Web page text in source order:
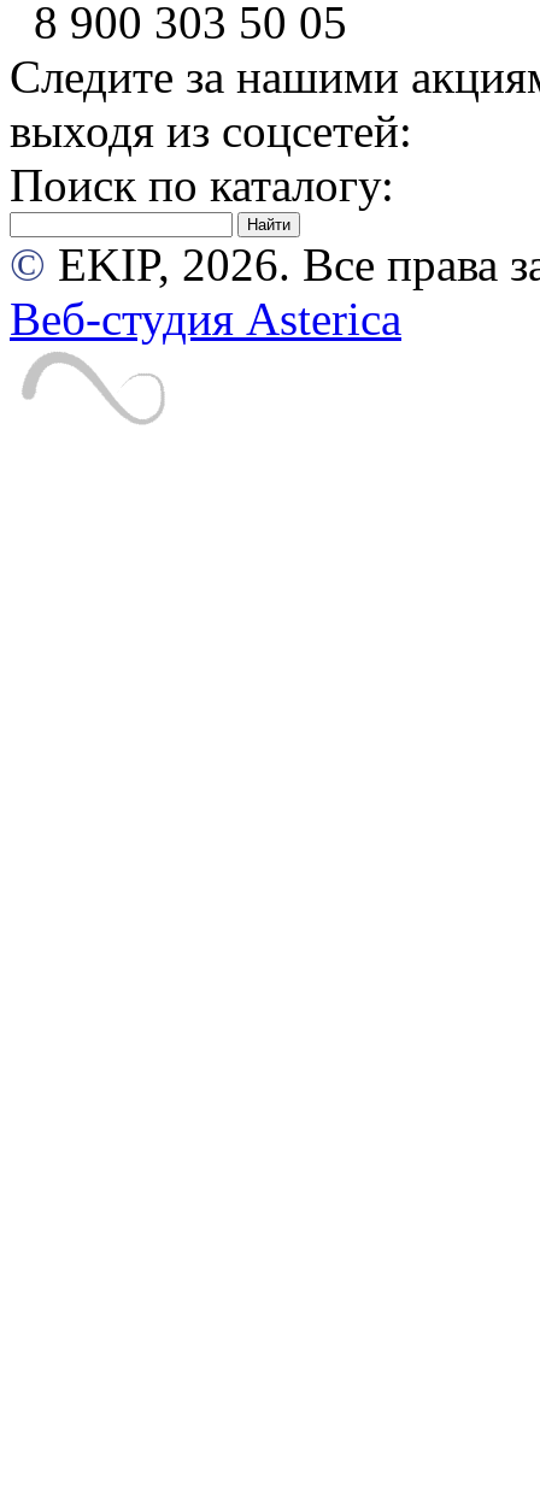
8 900 303 50 05
Следите за нашими
выходя из соцсетей:
Поиск по каталогу:
© EKIP, 2026. Все права
Веб-студия Asterica